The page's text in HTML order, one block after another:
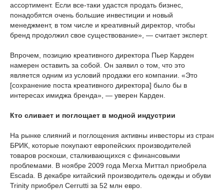
ассортимент. Если все-таки удастся продать бизнес,
понадобятся очень большие инвестиции и новый
менеджмент, в том числе и креативный директор, чтобы
бренд продолжил свое существование», — считает эксперт.
Впрочем, позицию креативного директора Пьер Карден
намерен оставить за собой. Он заявил о том, что это
является одним из условий продажи его компании. «Это
[сохранение поста креативного директора] было бы в
интересах имиджа бренда», — уверен Карден.
Кто сливает и поглощает в модной индустрии
На рынке слияний и поглощения активны инвесторы из стран
БРИК, которые покупают европейских производителей
товаров роскоши, сталкивающихся с финансовыми
проблемами. В ноябре 2009 года Мегха Миттал приобрела
Escada. В декабре китайский производитель одежды и обуви
Trinity приобрел Cerrutti за 52 млн евро.